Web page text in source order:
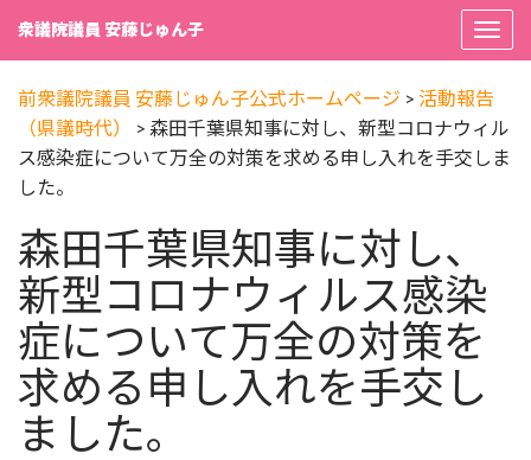
衆議院議員 安藤じゅん子
前衆議院議員 安藤じゅん子公式ホームページ > 活動報告
（県議時代）
> 森田千葉県知事に対し、新型コロナウィル
ス感染症について万全の対策を求める申し入れを手交しま
した。
森田千葉県知事に対し、
新型コロナウィルス感染
症について万全の対策を
求める申し入れを手交し
ました。